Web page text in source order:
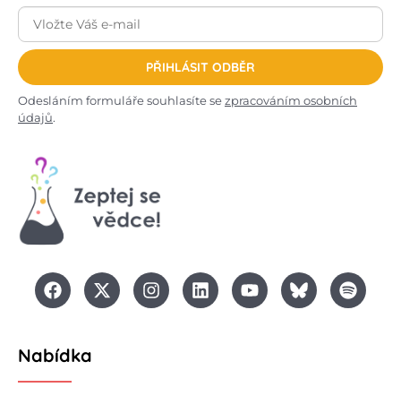
PŘIHLÁSIT ODBĚR
Odesláním formuláře souhlasíte sezpracováním osobních
údajů.
Nabídka